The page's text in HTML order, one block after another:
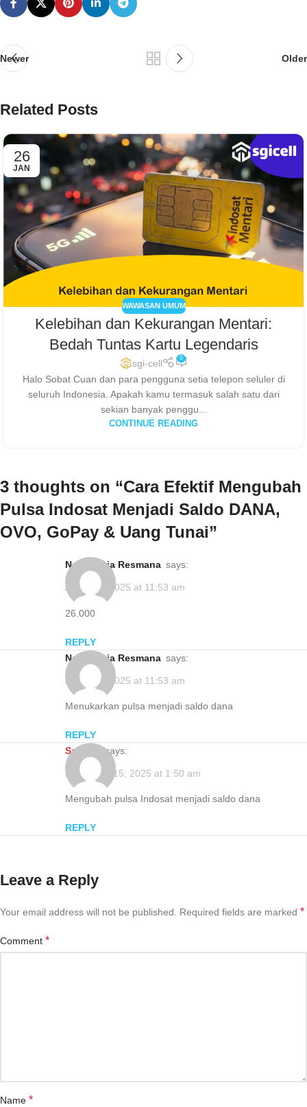
Newer Older
Related Posts
26
JAN
WAWASAN UMUM
Kelebihan dan Kekurangan Mentari:
Bedah Tuntas Kartu Legendaris
sgi-cell 0
Halo Sobat Cuan dan para pengguna setia telepon seluler di
seluruh Indonesia. Apakah kamu termasuk salah satu dari
sekian banyak penggu...
CONTINUE READING
3 thoughts on “Cara Efektif Mengubah
Pulsa Indosat Menjadi Saldo DANA,
OVO, GoPay & Uang Tunai”
Nesa Fitria Resmana says:
August 7, 2025 at 11:53 am
26.000
REPLY
Nesa Fitria Resmana says:
August 7, 2025 at 11:53 am
Menukarkan pulsa menjadi saldo dana
REPLY
Santika
says:
December 15, 2025 at 1:50 am
Mengubah pulsa Indosat menjadi saldo dana
REPLY
Leave a Reply
Your email address will not be published. Required fields are marked *
Comment *
Name *